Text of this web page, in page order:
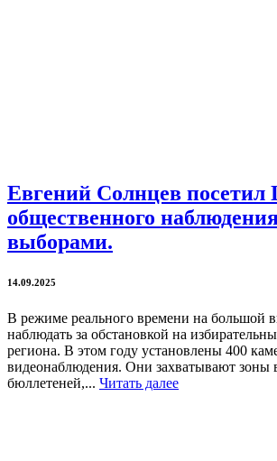
Евгений Солнцев посетил
общественного
выборами.
14.09.2025
В режиме реального времени на большой
наблюдать за обстановкой на
региона. В этом году установлены 400
видеонаблюдения. Они захватывают зоны
бюллетеней,... Читать далее